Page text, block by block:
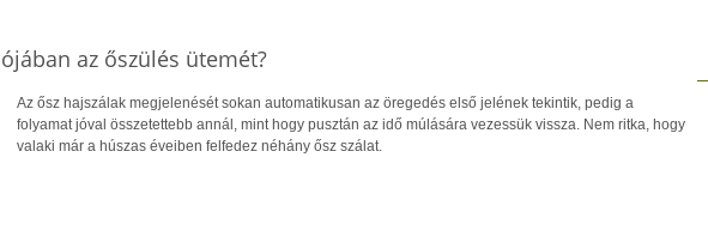
az őszülés ütemét?
Az ősz hajszálak megjelenését sokan automatikusan az öregedés első jelének tekintik, pedig a
folyamat jóval összetettebb annál, mint hogy pusztán az idő múlására vezessük vissza. Nem ritka, hogy
valaki már a húszas éveiben felfedez néhány ősz szálat.